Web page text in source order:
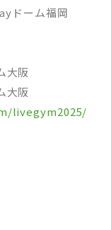
ドーム福岡
大阪
大阪
livegym2025/